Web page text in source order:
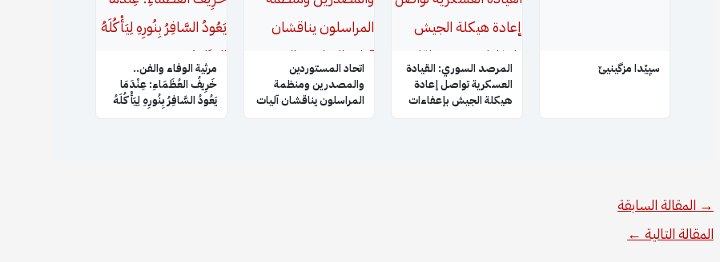
سپێدا مزگینیێ
المرصد السوري: القيادة
العسكرية تواصل إعادة
هيكلة الجيش بإعفاءات
اتحاد المستوردين
والمصدرين ومنظمة
المراسلون يناقشان آليات
​مرثية الوفاء والفن..
خَرِيفُ العُظَمَاءِ: عِنْدَمَا
يَعُودُ السَّافِرُ بِنُورِهِ لِيَأْكُلَهُ
→ المقالة السابقة
المقالة التالية ←